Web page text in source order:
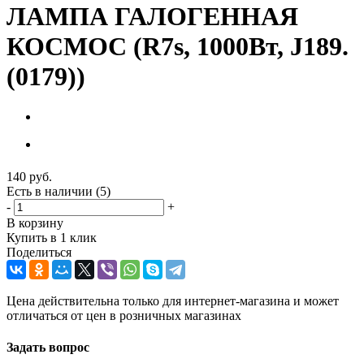
ЛАМПА ГАЛОГЕННАЯ
КОСМОС (R7s, 1000Вт, J189.
(0179))
140 руб.
Есть в наличии (5)
-
+
В корзину
Купить в 1 клик
Поделиться
Цена действительна только для интернет-магазина и может
отличаться от цен в розничных магазинах
Задать вопрос